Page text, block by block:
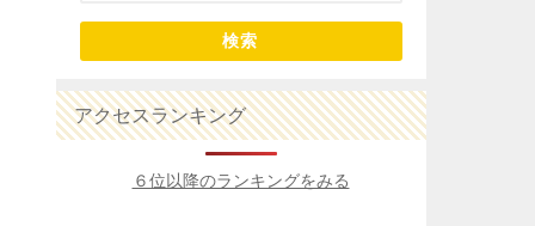
検索
アクセスランキング
６位以降のランキングをみる